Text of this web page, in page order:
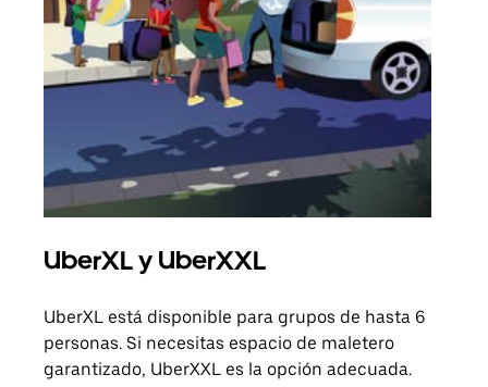
UberXL y UberXXL
UberXL está disponible para grupos de hasta 6
personas. Si necesitas espacio de maletero
garantizado, UberXXL es la opción adecuada.